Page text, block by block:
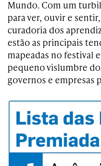
Mundo. Com um
para ver, ouvir e
curadoria dos
estão as principais
mapeadas no festival
pequeno vislumbre
governos e